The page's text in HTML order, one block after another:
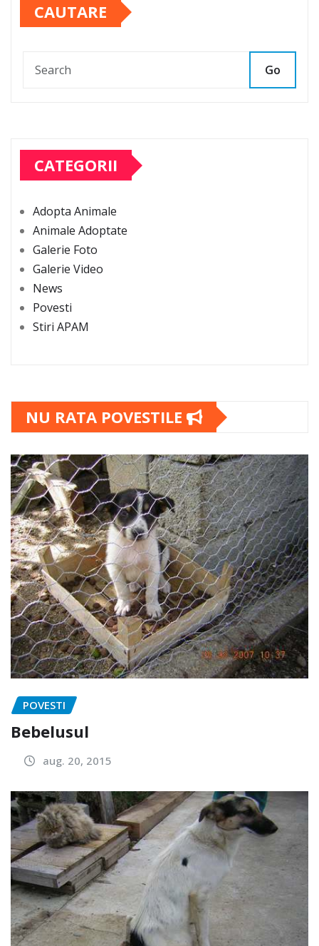
CAUTARE
Go
CATEGORII
Adopta Animale
Animale Adoptate
Galerie Foto
Galerie Video
News
Povesti
Stiri APAM
NU RATA POVESTILE
POVESTI
Bebelusul
aug. 20, 2015